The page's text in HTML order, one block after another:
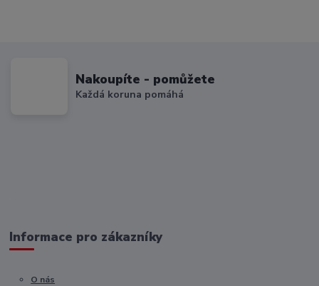
Nakoupíte - pomůžete
Každá koruna pomáhá
Informace pro zákazníky
O nás